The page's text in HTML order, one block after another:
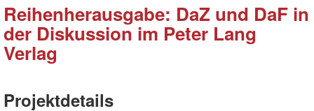
Reihenherausgabe: DaZ und DaF in
der Diskussion im Peter Lang
Verlag
Projektdetails